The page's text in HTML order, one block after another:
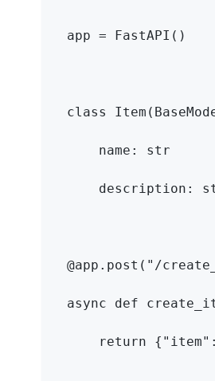
app = FastAPI ()
class Item (
    name
: str
    description
:
@app . post( "/
async def
return { "item" :